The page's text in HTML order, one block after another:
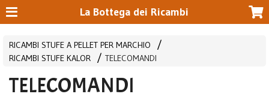
La Bottega dei Ricambi
RICAMBI STUFE A PELLET PER MARCHIO
RICAMBI STUFE KALOR
TELECOMANDI
TELECOMANDI